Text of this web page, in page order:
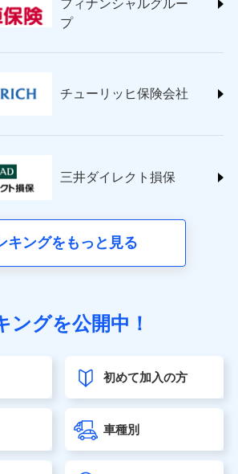
direct.co.jp/)
会社 (https://www.zurich.co.jp/)
)
)
害保険株式会社
）
株式会社（https://neofirst.co.jp/）
会社（https://www.taiju-life.co.jp）
保険株式会社
フィナンシャルグルー
プ
チューリッヒ保険会社
三井ダイレクト損保
キングをもっと見る
ングを公開中！
初めて加入の方
車種別